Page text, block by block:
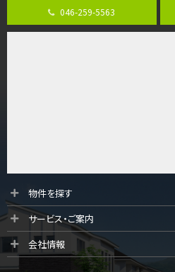
第10位
LDK約20帖とゆとりある広さ！WIC、SICの…
046-259-5563
物件を探す
サービス・ご案内
会社情報